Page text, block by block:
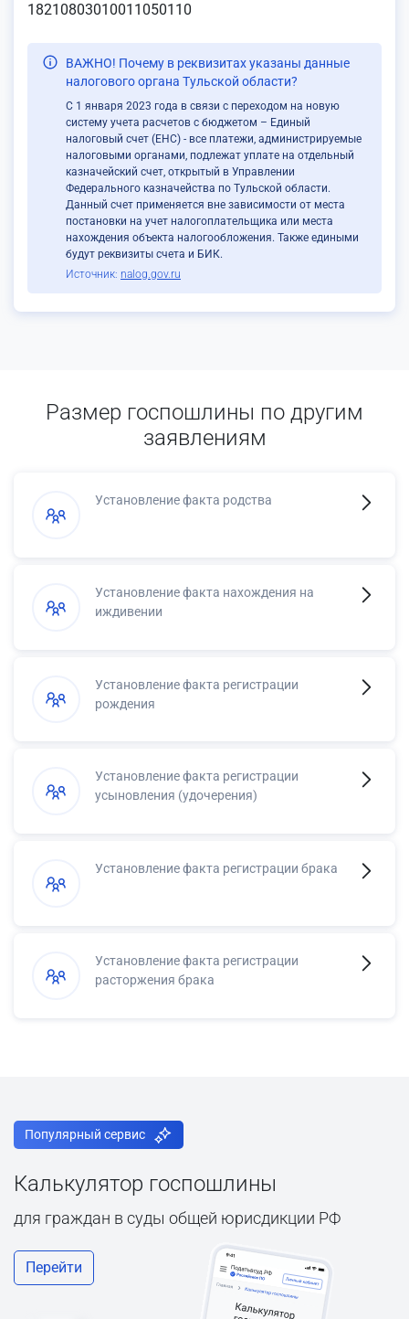
18210803010011050110
ВАЖНО! Почему в реквизитах указаны данные
налогового органа Тульской области?
С 1 января 2023 года в связи с переходом на новую
систему учета расчетов с бюджетом – Единый
налоговый счет (ЕНС) - все платежи, администрируемые
налоговыми органами, подлежат уплате на отдельный
казначейский счет, открытый в Управлении
Федерального казначейства по Тульской области.
Данный счет применяется вне зависимости от места
постановки на учет налогоплательщика или места
нахождения объекта налогообложения. Также едиными
будут реквизиты счета и БИК.
Источник: nalog.gov.ru
Размер госпошлины по другим
заявлениям
Установление факта родства
Установление факта нахождения на
иждивении
Установление факта регистрации
рождения
Установление факта регистрации
усыновления (удочерения)
Установление факта регистрации брака
Установление факта регистрации
расторжения брака
Популярный сервис
Калькулятор госпошлины
для граждан в суды общей юрисдикции РФ
Перейти